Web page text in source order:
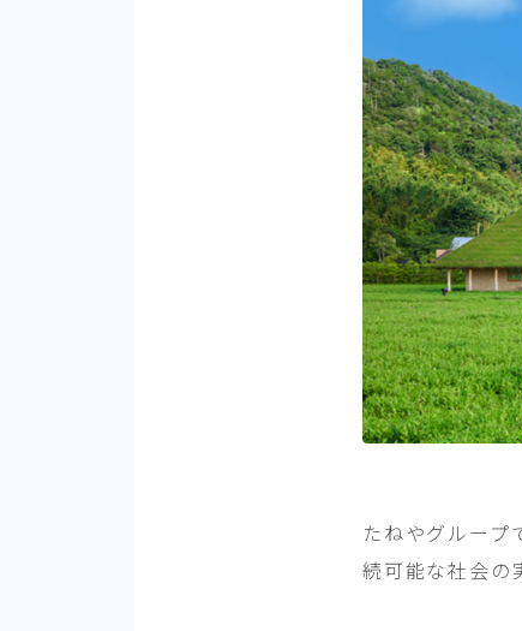
たねやグループ
続可能な社会の